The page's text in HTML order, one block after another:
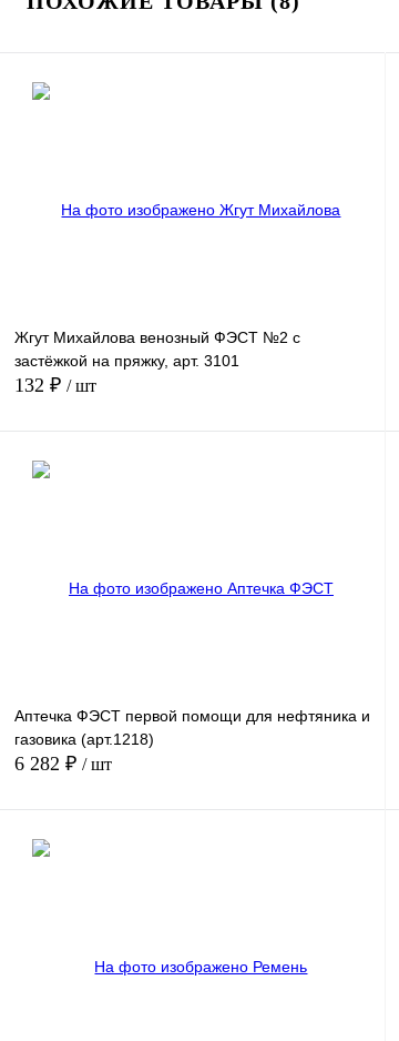
Жгут Михайлова венозный ФЭСТ №2 с
застёжкой на пряжку, арт. 3101
132 ₽ / шт
В избранное Под заказ
Аптечка ФЭСТ первой помощи для нефтяника и
газовика (арт.1218)
6 282 ₽ / шт
В избранное
В